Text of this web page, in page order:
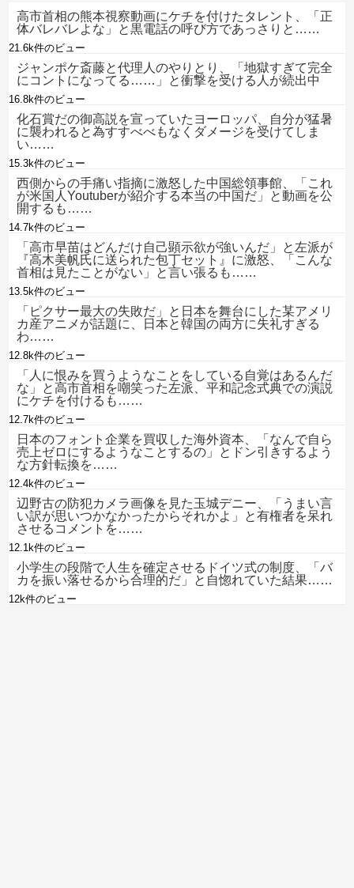
高市首相の熊本視察動画にケチを付けたタレント、「正
体バレバレよな」と黒電話の呼び方であっさりと……
21.6k件のビュー
ジャンポケ斎藤と代理人のやりとり、「地獄すぎて完全
にコントになってる……」と衝撃を受ける人が続出中
16.8k件のビュー
化石賞だの御高説を宣っていたヨーロッパ、自分が猛暑
に襲われると為すすべべもなくダメージを受けてしま
い……
15.3k件のビュー
西側からの手痛い指摘に激怒した中国総領事館、「これ
が米国人Youtuberが紹介する本当の中国だ」と動画を公
開するも……
14.7k件のビュー
「高市早苗はどんだけ自己顕示欲が強いんだ」と左派が
『高木美帆氏に送られた包丁セット』に激怒、「こんな
首相は見たことがない」と言い張るも……
13.5k件のビュー
「ピクサー最大の失敗だ」と日本を舞台にした某アメリ
カ産アニメが話題に、日本と韓国の両方に失礼すぎる
わ……
12.8k件のビュー
「人に恨みを買うようなことをしている自覚はあるんだ
な」と高市首相を嘲笑った左派、平和記念式典での演説
にケチを付けるも……
12.7k件のビュー
日本のフォント企業を買収した海外資本、「なんで自ら
売上ゼロにするようなことするの」とドン引きするよう
な方針転換を……
12.4k件のビュー
辺野古の防犯カメラ画像を見た玉城デニー、「うまい言
い訳が思いつかなかったからそれかよ」と有権者を呆れ
させるコメントを……
12.1k件のビュー
小学生の段階で人生を確定させるドイツ式の制度、「バ
カを振い落せるから合理的だ」と自惚れていた結果……
12k件のビュー